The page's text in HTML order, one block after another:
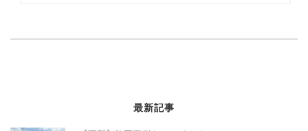
最新記事